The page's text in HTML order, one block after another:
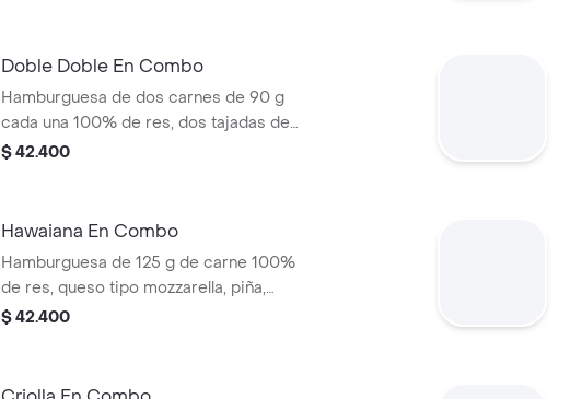
Doble Doble En Combo
Hamburguesa de dos carnes de 90 g
cada una 100% de res, dos tajadas de
queso tipo mozzarella, cebolla grillé,
cascos) + bebida PET
$ 42.400
Hawaiana En Combo
Hamburguesa de 125 g de carne 100%
de res, queso tipo mozzarella, piña,
lechuga, salsa blanca y salsa de tomate
$ 42.400